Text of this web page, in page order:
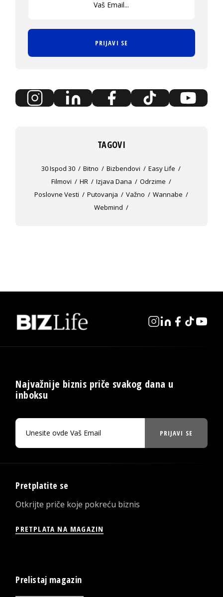
PRIJAVI SE
TAGOVI
30 Ispod 30 Bitno Bizbendovi
Easy Life
Filmovi
HR Izjava Dana
Odrzime
Poslovne Vesti
Putovanja Važno
Wannabe
Webmind
Najvažnije biznis priče svakog dana u
inboksu
PRIJAVI SE
Pretplatite se
Otkrijte priče koje pokreću biznis
PRETPLATA NA MAGAZIN
Prelistaj magazin